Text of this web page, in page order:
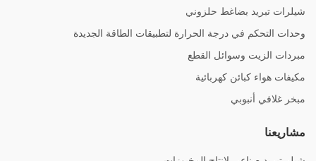
شيلرات تبريد بضاغط حلزوني
وحدات التحكم في درجة الحرارة لتطبيقات الطاقة الجديدة
مبردات الزيت وسوائل القطع
مكيفات هواء كبائن كهربائية
مبخر غلافي أنبوبي
مشاريعنا